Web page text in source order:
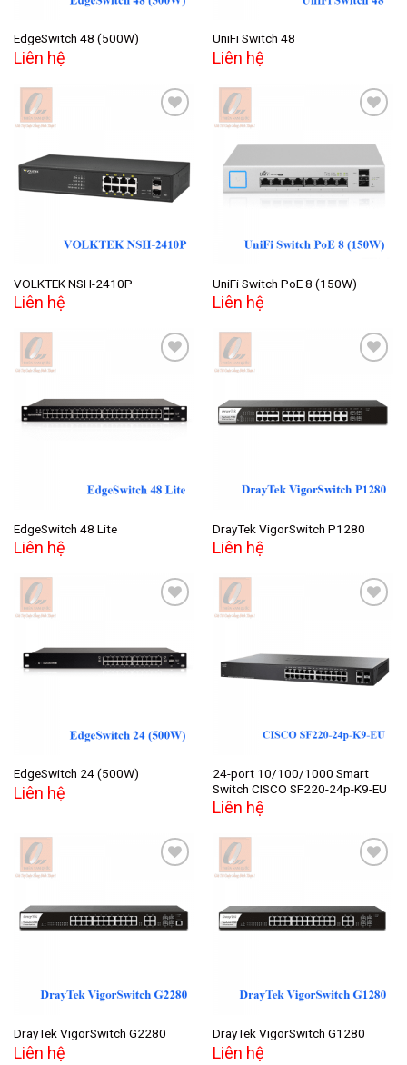
EdgeSwitch 48 (500W)
Liên hệ
UniFi Switch 48
Liên hệ
Add to
wishlist
VOLKTEK NSH-2410P
Liên hệ
Add to
wishlist
UniFi Switch PoE 8 (150W)
Liên hệ
Add to
wishlist
EdgeSwitch 48 Lite
Liên hệ
Add to
wishlist
DrayTek VigorSwitch P1280
Liên hệ
Add to
wishlist
EdgeSwitch 24 (500W)
Liên hệ
wishlist
24-port 10/100/1000 Smart
Switch CISCO SF220-24p-K9-EU
Liên hệ
Add to
wishlist
DrayTek VigorSwitch G2280
Liên hệ
Add to
wishlist
DrayTek VigorSwitch G1280
Liên hệ